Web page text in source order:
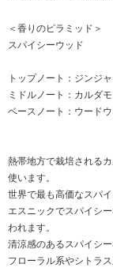
＜香りのピラミッド＞
スパイシーウッド
トップノート：ジンジ
ミドルノート：カルダ
ベースノート：ウード
熱帯地方で栽培される
使います。
世界で最も高価なスパイ
エスニックでスパイシ
われます。
清涼感のあるスパイシ
フローラル系やシトラ